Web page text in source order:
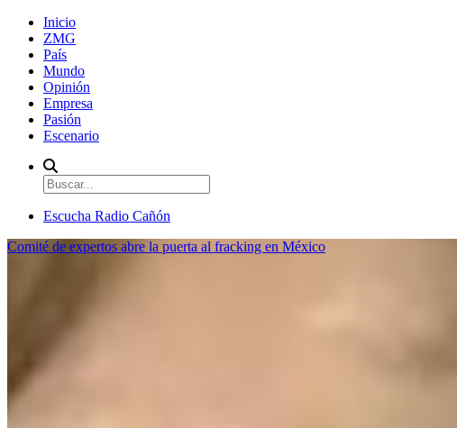
Inicio
ZMG
País
Mundo
Opinión
Empresa
Pasión
Escenario
Escucha Radio Cañón
Comité de expertos abre la puerta al fracking en México